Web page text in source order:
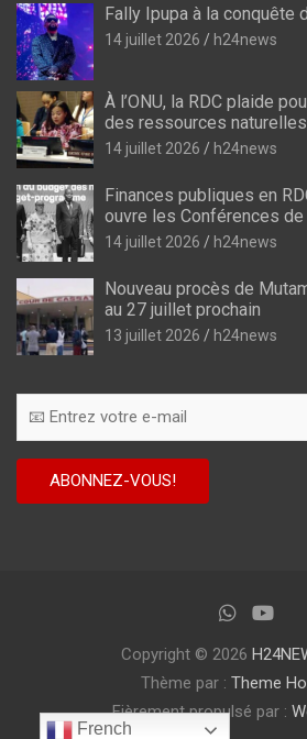
Fally Ipupa à la conquête
14 juillet 2026 h24news
À l’ONU, la RDC plaide
des ressources
14 juillet 2026 h24news
Finances publiques en
ouvre les Conférences
prélude au budget-
14 juillet 2026 h24news
Nouveau procès de
au 27 juillet prochain
13 juillet 2026 h24news
Copyright © 2026
Thème par : Theme
Fièrement propulsé par :
French